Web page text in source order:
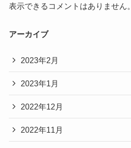
表示できるコメントはありません。
アーカイブ
2023年2月
2023年1月
2022年12月
2022年11月